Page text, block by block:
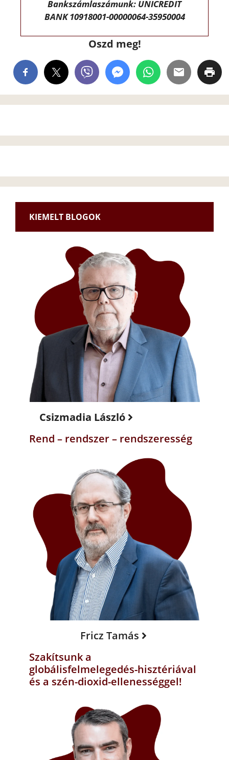
Bankszámlaszámunk: UNICREDIT
BANK 10918001-00000064-35950004
Oszd meg!
KIEMELT BLOGOK
Csizmadia László
Rend – rendszer – rendszeresség
Fricz Tamás
Szakítsunk a
globálisfelmelegedés-hisztériával
és a szén-dioxid-ellenességgel!